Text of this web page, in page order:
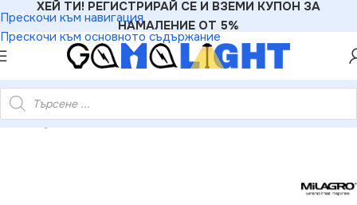
Прескочи към навигация
Прескочи към основното съдържание
ХЕЙ ТИ! РЕГИСТРИРАЙ СЕ И ВЗЕМИ КУПОН ЗА
НАМАЛЕНИЕ ОТ 5%
»Milagro ML5571 SHINE WHITE 60cm 12W LED стенна лампа